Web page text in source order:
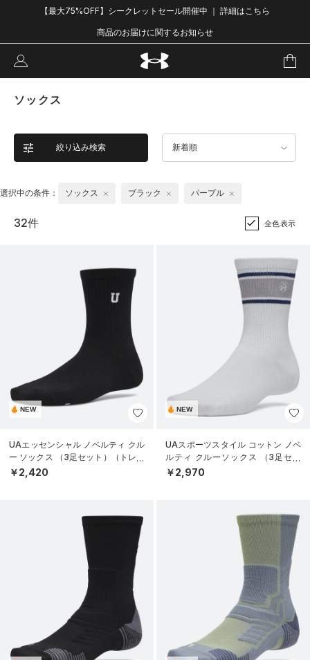
【最大75%OFF】シークレットセール開催中 ｜ 詳細はこちら
商品のお届けに関するお知らせ
ソックス
絞り込み検索 新着順
選択中の条件： ソックス ブラック パープル
32件 全色表示
NEW
UAエッセンシャル ノベルティ クル
ー ソックス （3足セット）（トレー
ニング/WOMEN）
￥2,420
NEW
UAスポーツスタイル コットン ノベ
ルティ クルーソックス （3足セッ
ト）（トレーニング/UNISEX）
￥2,970